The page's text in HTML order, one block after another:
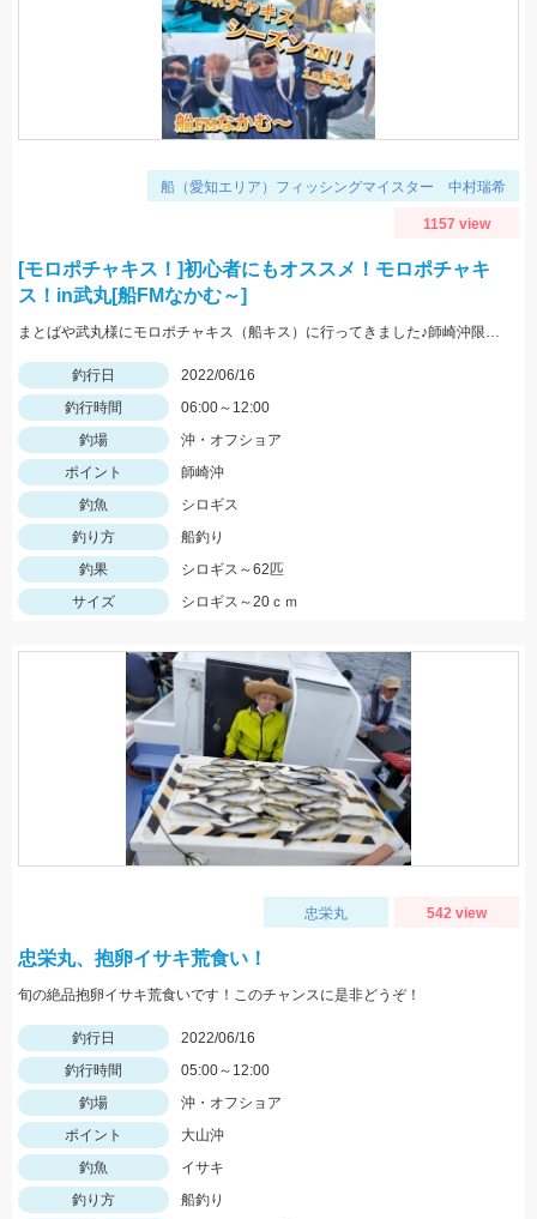
船（愛知エリア）フィッシングマイスター 中村瑞希
1157 view
[モロポチャキス！]初心者にもオススメ！モロポチャキ
ス！in武丸[船FMなかむ～]
まとばや武丸様にモロポチャキス（船キス）に行ってきました♪師崎沖限定船キス仕掛けを持って行きましょう♪
釣行日
2022/06/16
釣行時間
06:00～12:00
釣場
沖・オフショア
ポイント
師崎沖
釣魚
シロギス
釣り方
船釣り
釣果
シロギス～62匹
サイズ
シロギス～20ｃｍ
忠栄丸 542 view
忠栄丸、抱卵イサキ荒食い！
旬の絶品抱卵イサキ荒食いです！このチャンスに是非どうぞ！
釣行日
2022/06/16
釣行時間
05:00～12:00
釣場
沖・オフショア
ポイント
大山沖
釣魚
イサキ
釣り方
船釣り